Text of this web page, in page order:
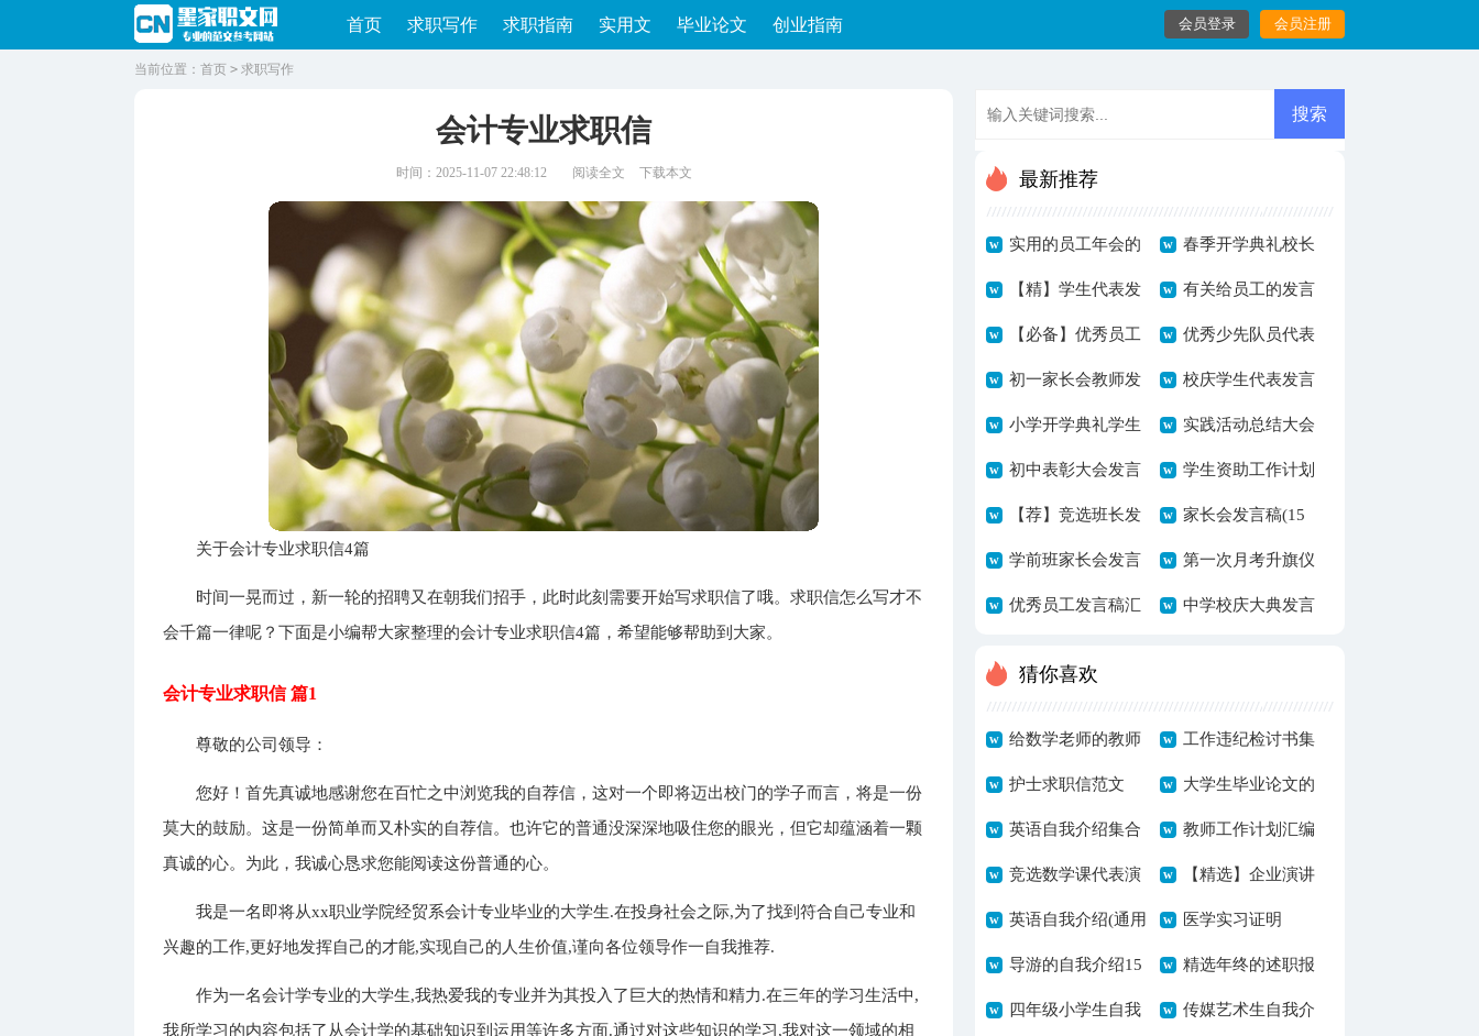
首页 求职写作 求职指南 实用文 毕业论文 创业指南 会员登录 会员注册
当前位置： 首页 > 求职写作
会计专业求职信
时间：2025-11-07 22:48:12 阅读全文 下载本文
关于会计专业求职信4篇
时间一晃而过，新一轮的招聘又在朝我们招手，此时此刻需要开始写求职信了哦。求职信怎么写才不
会千篇一律呢？下面是小编帮大家整理的会计专业求职信4篇，希望能够帮助到大家。
会计专业求职信 篇1
尊敬的公司领导：
您好！首先真诚地感谢您在百忙之中浏览我的自荐信，这对一个即将迈出校门的学子而言，将是一份
莫大的鼓励。这是一份简单而又朴实的自荐信。也许它的普通没深深地吸住您的眼光，但它却蕴涵着一颗
真诚的心。为此，我诚心恳求您能阅读这份普通的心。
我是一名即将从xx职业学院经贸系会计专业毕业的大学生.在投身社会之际,为了找到符合自己专业和
兴趣的工作,更好地发挥自己的才能,实现自己的人生价值,谨向各位领导作一自我推荐.
作为一名会计学专业的大学生,我热爱我的专业并为其投入了巨大的热情和精力.在三年的学习生活中,
我所学习的内容包括了从会计学的基础知识到运用等许多方面.通过对这些知识的学习,我对这一领域的相
最新推荐
实用的员工年会的
发言稿集合8篇
春季开学典礼校长
发言稿范例
【精】学生代表发
言稿11篇
有关给员工的发言
稿锦集5篇
【必备】优秀员工
的发言稿4篇
优秀少先队员代表
发言稿范文
初一家长会教师发
言稿
校庆学生代表发言
稿
小学开学典礼学生
代表发言稿范文
（通用7篇）
实践活动总结大会
发言稿
初中表彰大会发言
稿范文（精选9
篇）
学生资助工作计划
【荐】竞选班长发
言稿10篇
家长会发言稿(15
篇)
学前班家长会发言
稿
第一次月考升旗仪
式发言稿
优秀员工发言稿汇 中学校庆大典发言
猜你喜欢
给数学老师的教师
节祝福语15篇
工作违纪检讨书集
锦15篇
护士求职信范文 大学生毕业论文的
致谢词
英语自我介绍集合
10篇
教师工作计划汇编
15篇
竞选数学课代表演
讲稿
【精选】企业演讲
稿模板七篇
英语自我介绍(通用
7篇)
医学实习证明
导游的自我介绍15
篇
精选年终的述职报
告集锦7篇
四年级小学生自我 传媒艺术生自我介